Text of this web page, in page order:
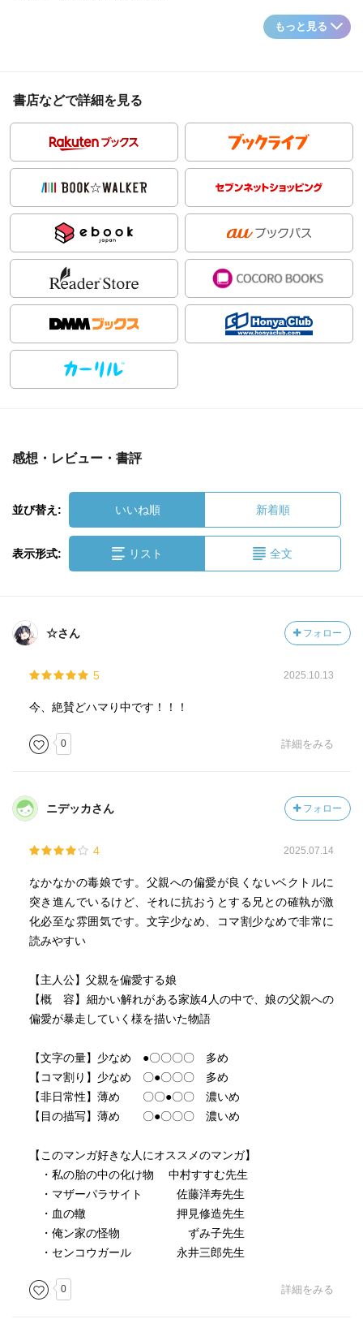
もっと見る
書店などで詳細を見る
感想・レビュー・書評
並び替え: いいね順 新着順
表示形式: リスト 全文
☆さん フォロー
5 2025.10.13
今、絶賛どハマり中です！！！
0 詳細をみる
ニデッカさん フォロー
4 2025.07.14
なかなかの毒娘です。父親への偏愛が良くないベクトルに
突き進んでいるけど、それに抗おうとする兄との確執が激
化必至な雰囲気です。文字少なめ、コマ割少なめで非常に
読みやすい
【主人公】父親を偏愛する娘
【概 容】細かい解れがある家族4人の中で、娘の父親への
偏愛が暴走していく様を描いた物語
【文字の量】少なめ ●〇〇〇〇 多め
【コマ割り】少なめ 〇●〇〇〇 多め
【非日常性】薄め 〇〇●〇〇 濃いめ
【目の描写】薄め 〇●〇〇〇 濃いめ
【このマンガ好きな人にオススメのマンガ】
・私の胎の中の化け物 中村すすむ先生
・マザーパラサイト 佐藤洋寿先生
・血の轍 押見修造先生
・俺ン家の怪物 ずみ子先生
・センコウガール 永井三郎先生
0 詳細をみる